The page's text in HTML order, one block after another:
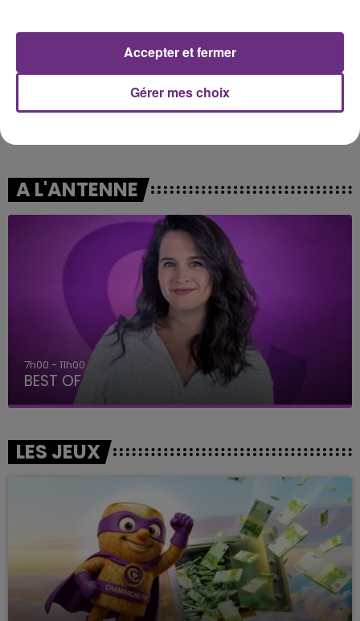
A L'ANTENNE
7h00 - 11h00
BEST OF
LES JEUX
Gérer mes choix
Accepter et fermer